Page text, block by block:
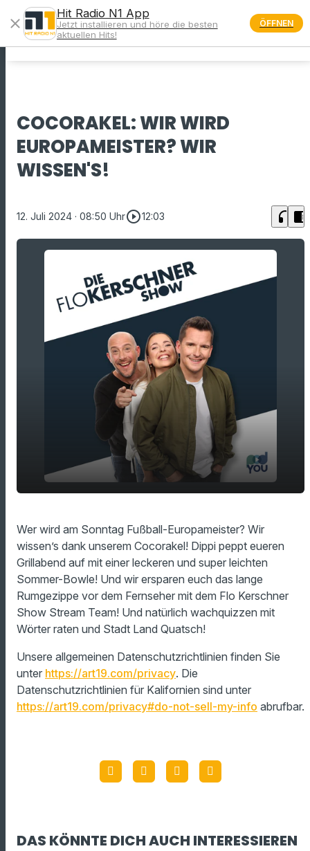
menu
COCORAKEL: WIR WIRD
EUROPAMEISTER? WIR
WISSEN'S!
12. Juli 2024 · 08:50 Uhrplay_circle_outline12:03 headphones chrome_reader_mode
play_arrow wissen's!
00:00 12:03
Wer wird am Sonntag Fußball-Europameister? Wir
wissen’s dank unserem Cocorakel! Dippi peppt eueren
Grillabend auf mit einer leckeren und super leichten
Sommer-Bowle! Und wir ersparen euch das lange
Rumgezippe vor dem Fernseher mit dem Flo Kerschner
Show Stream Team! Und natürlich wachquizzen mit
Wörter raten und Stadt Land Quatsch!
Unsere allgemeinen Datenschutzrichtlinien finden Sie
unter https://art19.com/privacy. Die
Datenschutzrichtlinien für Kalifornien sind unter
https://art19.com/privacy#do-not-sell-my-info abrufbar.
DAS KÖNNTE DICH AUCH INTERESSIEREN
close
Hit Radio N1 App
Jetzt installieren und höre die besten
aktuellen Hits!
ÖFFNEN